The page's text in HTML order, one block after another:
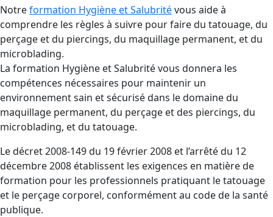
Notreformation Hygiène et Salubritévous aide à
comprendre les règles à suivre pour faire du tatouage, du
perçage et du piercings, du maquillage permanent, et du
microblading.
La formation Hygiène et Salubrité vous donnera les
compétences nécessaires pour maintenir un
environnement sain et sécurisé dans le domaine du
maquillage permanent, du perçage et des piercings, du
microblading, et du tatouage.
Le décret 2008-149 du 19 février 2008 et l’arrêté du 12
décembre 2008 établissent les exigences en matière de
formation pour les professionnels pratiquant le tatouage
et le perçage corporel, conformément au code de la santé
publique.